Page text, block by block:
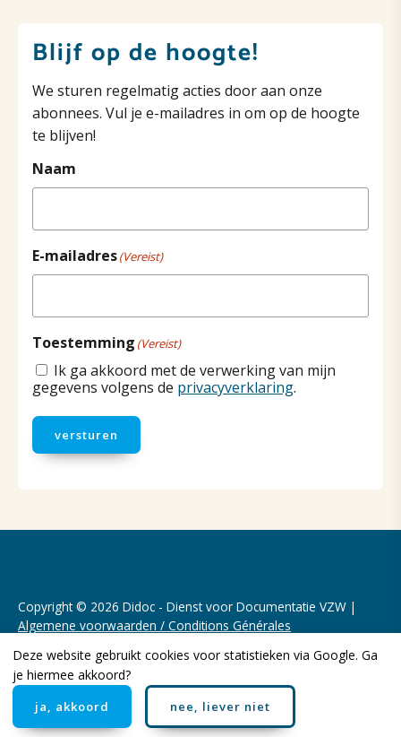
Blijf op de hoogte!
We sturen regelmatig acties door aan onze
abonnees. Vul je e-mailadres in om op de hoogte
te blijven!
Naam
E-mailadres(Vereist)
Toestemming (Vereist)
Ik ga akkoord met de verwerking van mijn
gegevens volgens de privacyverklaring.
versturen
Copyright © 2026 Didoc - Dienst voor Documentatie VZW |
Algemene voorwaarden / Conditions Générales
Realisatie website door:Webheld.nl
Deze website gebruikt cookies voor statistieken via Google. Ga
je hiermee akkoord?
ja, akkoord nee, liever niet